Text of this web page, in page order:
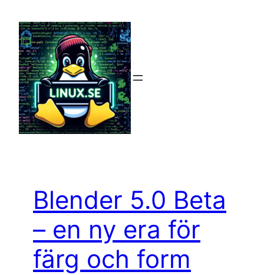
innehåll
Blender 5.0 Beta
– en ny era för
färg och form